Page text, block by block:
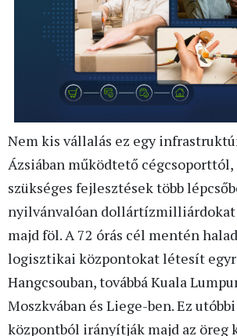
Nem kis vállalás ez egy
Ázsiában működtető cégcsoporttól,
szükséges fejlesztések több
nyilvánvalóan
majd föl. A 72 órás cél mentén
logisztikai központokat létesít
Hangcsouban, továbbá Kuala
Moszkvában és Liege-ben. Ez
központból irányítják majd az öreg